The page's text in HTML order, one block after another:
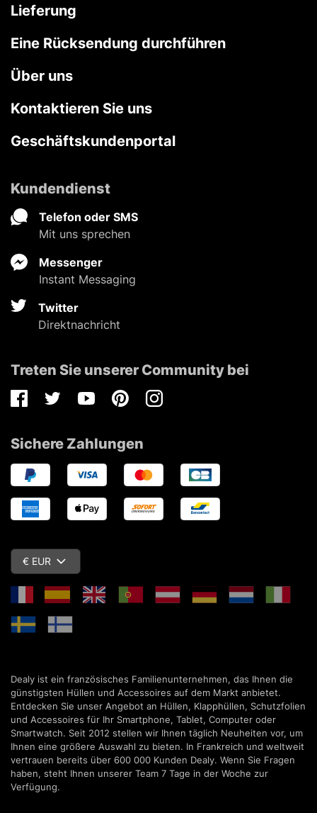
Lieferung
Eine Rücksendung durchführen
Über uns
Kontaktieren Sie uns
Geschäftskundenportal
Kundendienst
Telefon oder SMS
Mit uns sprechen
Messenger
Instant Messaging
Twitter
Direktnachricht
Treten Sie unserer Community bei
FacebookTwitterYoutubePinterestInstagram
Sichere Zahlungen
€ EUR
Dealy ist ein französisches Familienunternehmen, das Ihnen die
günstigsten Hüllen und Accessoires auf dem Markt anbietet.
Entdecken Sie unser Angebot an Hüllen, Klapphüllen, Schutzfolien
und Accessoires für Ihr Smartphone, Tablet, Computer oder
Smartwatch. Seit 2012 stellen wir Ihnen täglich Neuheiten vor, um
Ihnen eine größere Auswahl zu bieten. In Frankreich und weltweit
vertrauen bereits über 600 000 Kunden Dealy. Wenn Sie Fragen
haben, steht Ihnen unserer Team 7 Tage in der Woche zur
Verfügung.